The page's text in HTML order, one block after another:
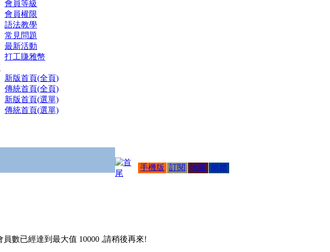
會員等級
會員權限
語法教學
常見問題
最新活動
打工賺雅幣
新版首頁(全頁)
傳統首頁(全頁)
新版首頁(選單)
傳統首頁(選單)
手機版 訂閱 地圖 簡體
數已經達到最大值 10000 ,請稍後再來!